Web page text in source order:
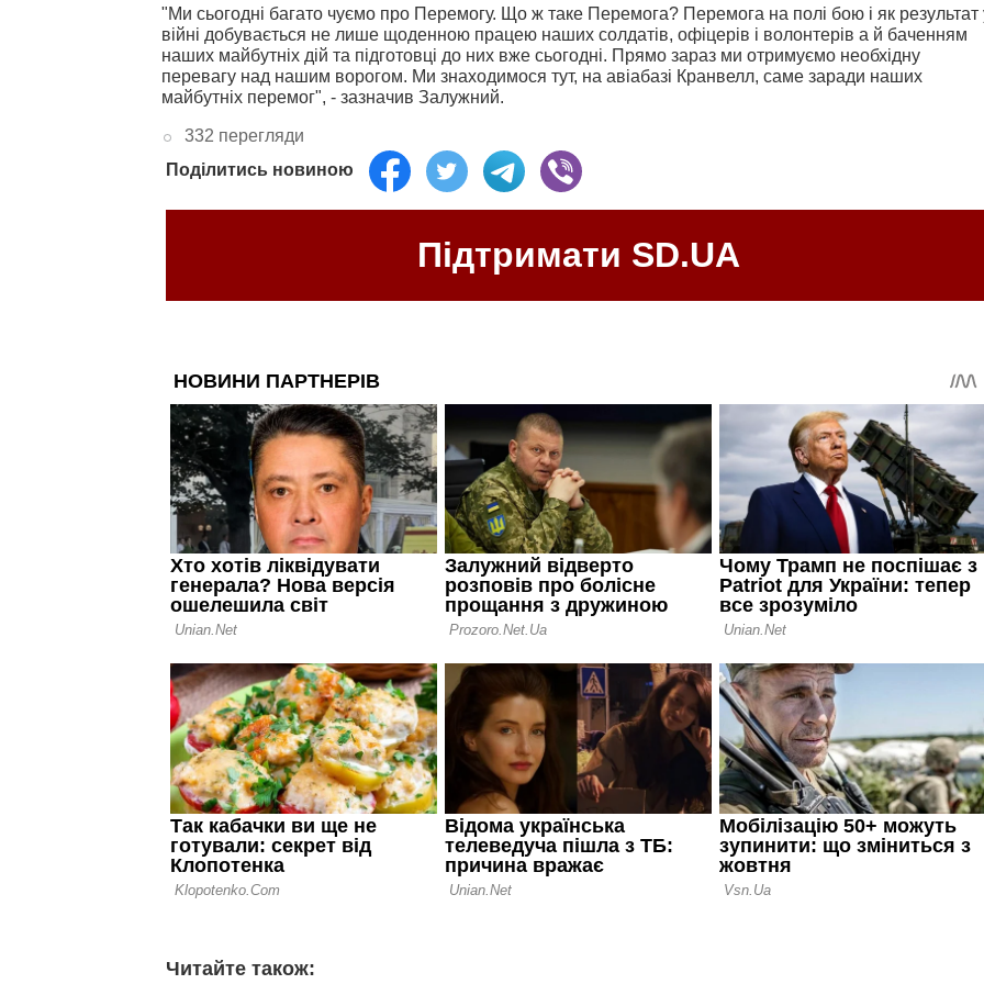
"Ми сьогодні багато чуємо про Перемогу. Що ж таке Перемога? Перемога на полі бою і як результат
війні добувається не лише щоденною працею наших солдатів, офіцерів і волонтерів а й баченням
наших майбутніх дій та підготовці до них вже сьогодні. Прямо зараз ми отримуємо необхідну
перевагу над нашим ворогом. Ми знаходимося тут, на авіабазі Кранвелл, саме заради наших
майбутніх перемог", - зазначив Залужний.
332 перегляди
Поділитись новиною
Підтримати SD.UA
Читайте також: